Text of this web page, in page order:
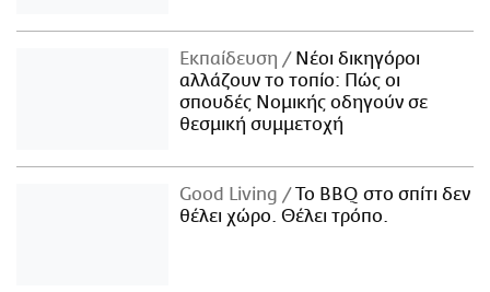
Εκπαίδευση
Νέοι δικηγόροι
αλλάζουν το τοπίο: Πώς οι
σπουδές Νομικής οδηγούν σε
θεσμική συμμετοχή
Good Living
Το BBQ στο σπίτι δεν
θέλει χώρο. Θέλει τρόπο.